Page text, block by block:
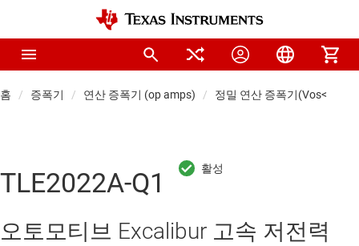
홈 증폭기 연산 증폭기 (op amps) 정밀 연산 증폭기(Vos<1mV)
TLE2022A-Q1
오토모티브 Excalibur 고속 저전력